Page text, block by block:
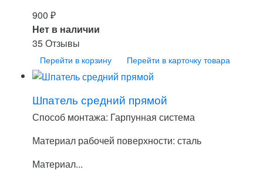
900 ₽
Нет в наличии
35 Отзывы
Перейти в корзину Перейти в карточку товара
Шпатель средний прямой
Способ монтажа: Гарпунная система
Материал рабочей поверхности: сталь
Материал...